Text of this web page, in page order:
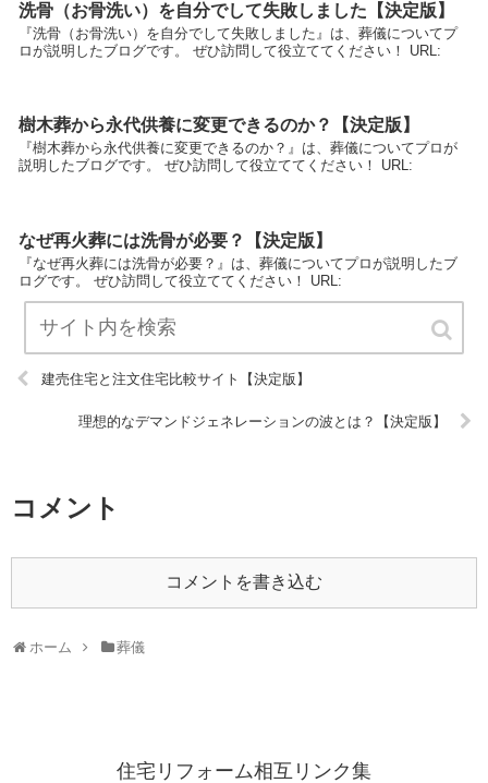
洗骨（お骨洗い）を自分でして失敗しました【決定版】
『洗骨（お骨洗い）を自分でして失敗しました』は、葬儀についてプ
ロが説明したブログです。 ぜひ訪問して役立ててください！ URL:
樹木葬から永代供養に変更できるのか？【決定版】
『樹木葬から永代供養に変更できるのか？』は、葬儀についてプロが
説明したブログです。 ぜひ訪問して役立ててください！ URL:
なぜ再火葬には洗骨が必要？【決定版】
『なぜ再火葬には洗骨が必要？』は、葬儀についてプロが説明したブ
ログです。 ぜひ訪問して役立ててください！ URL:
建売住宅と注文住宅比較サイト【決定版】
理想的なデマンドジェネレーションの波とは？【決定版】
コメント
コメントを書き込む
ホーム 葬儀
住宅リフォーム相互リンク集